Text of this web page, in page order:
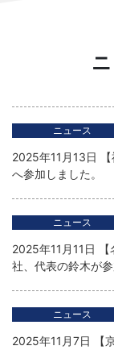
ニュース
2025年11月13日 【
へ参加しました。
ニュース
2025年11月11日
社、代表の鈴木が参
ニュース
2025年11月7日 【